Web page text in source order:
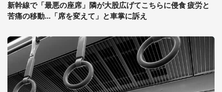
新幹線で「最悪の座席」隣が大股広げてこちらに侵食 疲労と
苦痛の移動...「席を変えて」と車掌に訴え